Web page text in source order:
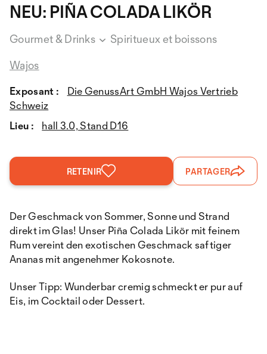
NEU: PIÑA COLADA LIKÖR
Gourmet & Drinks
Spiritueux et boissons
Wajos
Exposant :
Die GenussArt GmbH Wajos Vertrieb
Schweiz
Lieu :
hall 3.0, Stand D16
RETENIR PARTAGER
Der Geschmack von Sommer, Sonne und Strand
direkt im Glas! Unser Piña Colada Likör mit feinem
Rum vereint den exotischen Geschmack saftiger
Ananas mit angenehmer Kokosnote.
Unser Tipp: Wunderbar cremig schmeckt er pur auf
Eis, im Cocktail oder Dessert.